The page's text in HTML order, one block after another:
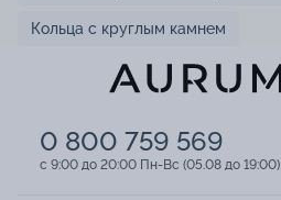
Кольца с круглым камнем
0 800 759 569
c 9:00 до 20:00 Пн-Вс (05.08 до 19:00)